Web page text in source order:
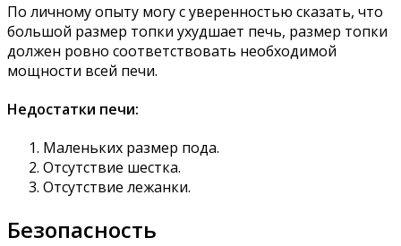
По личному опыту могу с уверенностью сказать, что
большой размер топки ухудшает печь, размер топки
должен ровно соответствовать необходимой
мощности всей печи.
Недостатки печи:
Маленьких размер пода.
Отсутствие шестка.
Отсутствие лежанки.
Безопасность